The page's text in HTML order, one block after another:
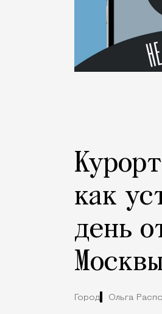
как
день
Москвы
Город Ольга